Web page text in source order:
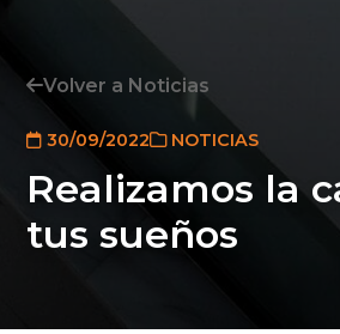
Volver a Noticias
30/09/2022 NOTICIAS
Realizamos la
tus sueños